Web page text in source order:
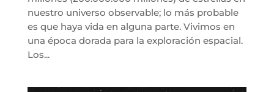
nuestro universo observable; lo más probable
es que haya vida en alguna parte. Vivimos en
una época dorada para la exploración espacial.
Los...